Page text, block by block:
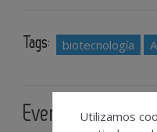
Tags: biotecnología
EventosUtilizamos